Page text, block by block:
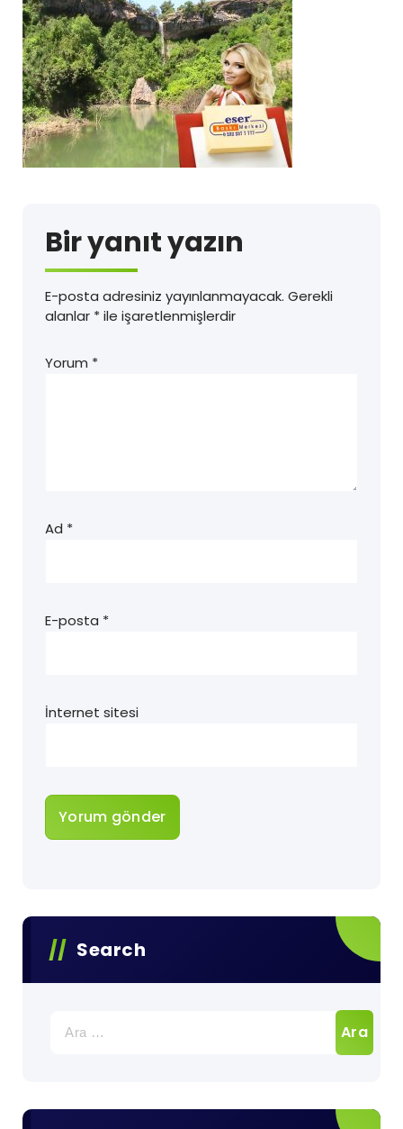
Bir yanıt yazın
E-posta adresiniz yayınlanmayacak. Gerekli
alanlar *ile işaretlenmişlerdir
Yorum *
Ad *
E-posta *
İnternet sitesi
Search